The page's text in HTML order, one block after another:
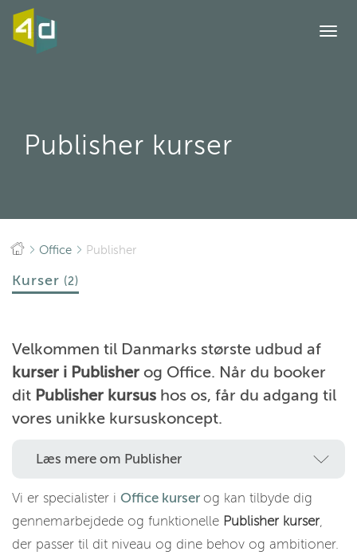
Publisher kurser
Office Publisher
Kurser (2)
Velkommen til Danmarks største udbud af
kurser i Publisher og Office. Når du booker
dit Publisher kursus hos os, får du adgang til
vores unikke kursuskoncept.
Læs mere om Publisher
Vi er specialister i Office kurser og kan tilbyde dig
gennemarbejdede og funktionelle Publisher kurser,
der passer til dit niveau og dine behov og ambitioner.